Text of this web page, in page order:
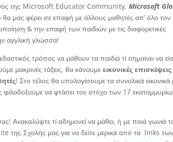
της Microsoft Educator Community,Microsoft
μας φέρει σε επαφή με άλλους μαθητές απ’ όλο τον
& την επαφή των παιδιών με τις διαφορετικές
αγγλική γλώσσα!
τρόπος να μάθουν τα παιδιά τί σημαίνει να
μακρινές τάξεις, θα κάνουμεεικονικές
! Στο τέλος θα υπολογίσουμε τα συνολικά εικονικά
να φτάσει τον στόχο των 17
Ανακαλύψτε τί αδημονεί να μάθει, ή με ποιά γωνιά
της Σχολής μας για να δείτε μερικά από τα links των